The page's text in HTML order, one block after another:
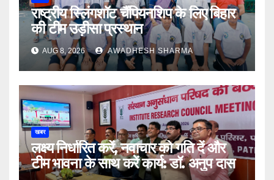
राष्ट्रीय स्लिंगशॉट चैंपियनशिप के लिए बिहार
की टीम उड़ीसा प्रस्थान
AUG 8, 2026 AWADHESH SHARMA
खबर
लक्ष्य निर्धारित करें, नवाचार को गति दें और
टीम भावना के साथ करें कार्य: डॉ. अनुप दास